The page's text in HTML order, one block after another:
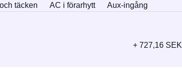
täcken AC i förarhytt
Aux-ingång
+ 727,16 SEK